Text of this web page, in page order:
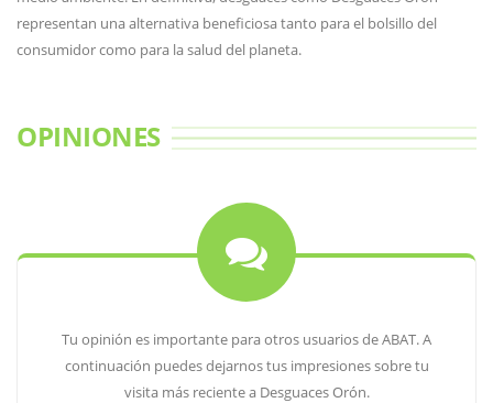
representan una alternativa beneficiosa tanto para el bolsillo del
consumidor como para la salud del planeta.
OPINIONES
Tu opinión es importante para otros usuarios de ABAT. A
continuación puedes dejarnos tus impresiones sobre tu
visita más reciente a Desguaces Orón.